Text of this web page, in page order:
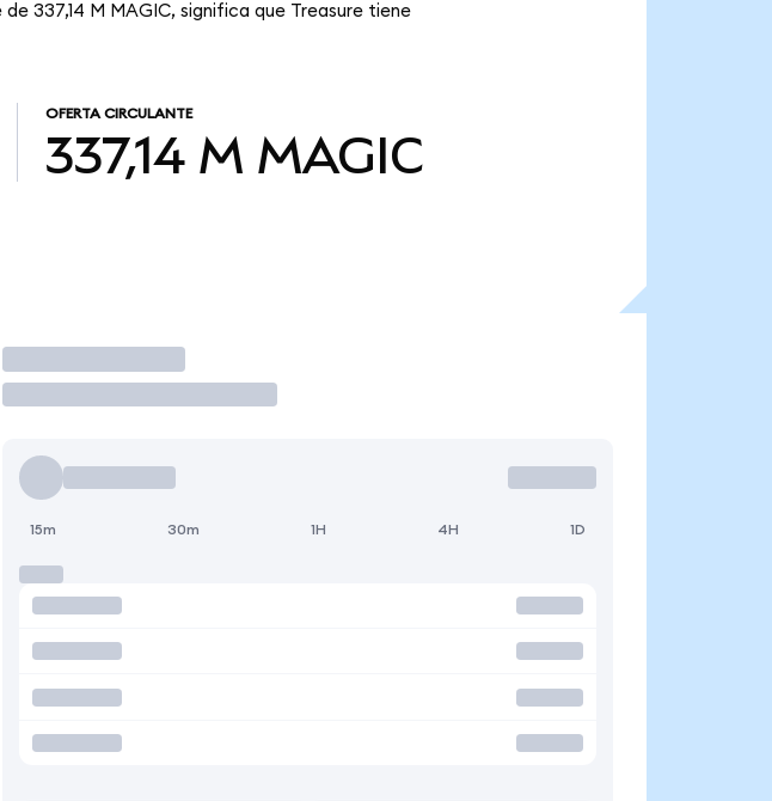
337,14 M MAGIC, significa que Treasure tiene
OFERTA CIRCULANTE
337,14 M MAGIC
Operar
15m 30m 1H 4H 1D